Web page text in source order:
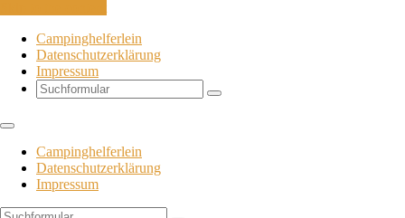
Campinghelferlein
Datenschutzerklärung
Impressum
Search
Campinghelferlein
Datenschutzerklärung
Impressum